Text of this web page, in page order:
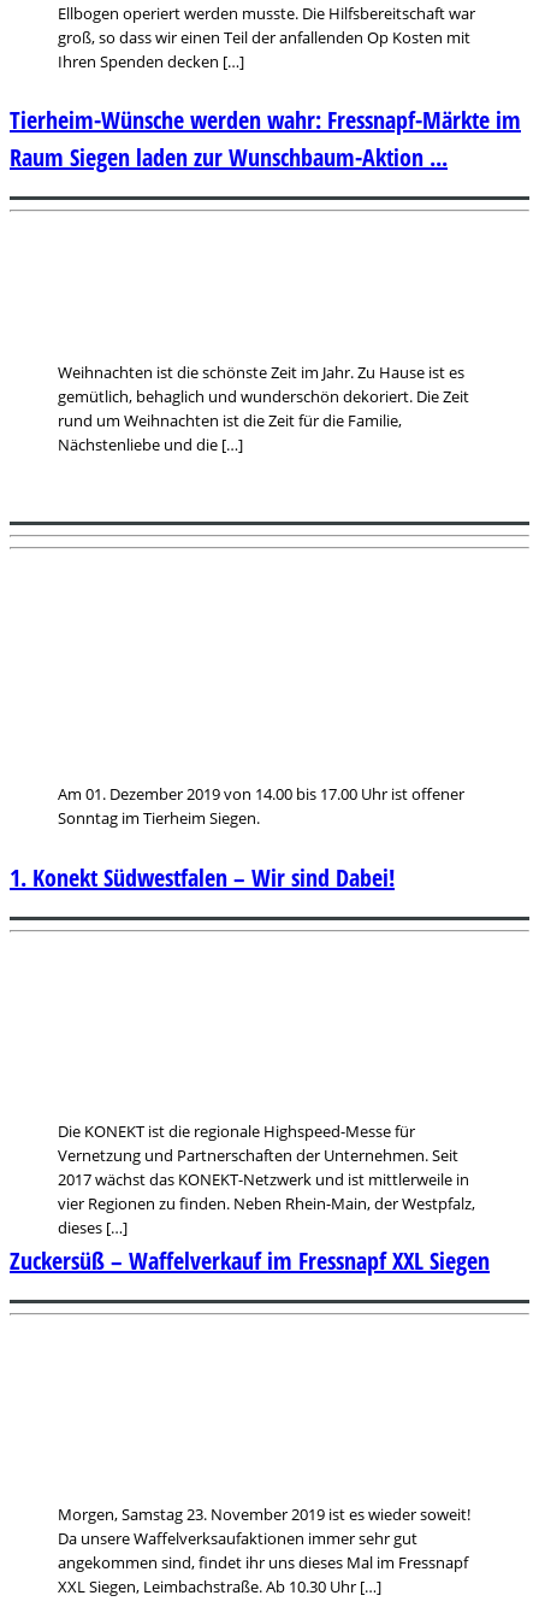
Ellbogen operiert werden musste. Die Hilfsbereitschaft war
groß, so dass wir einen Teil der anfallenden Op Kosten mit
Ihren Spenden decken […]
Weihnachten ist die schönste Zeit im Jahr. Zu Hause ist es
gemütlich, behaglich und wunderschön dekoriert. Die Zeit
rund um Weihnachten ist die Zeit für die Familie,
Nächstenliebe und die […]
Tierheim-Wünsche werden wahr: Fressnapf-Märkte im
Raum Siegen laden zur Wunschbaum-Aktion ...
Am 01. Dezember 2019 von 14.00 bis 17.00 Uhr ist offener
Sonntag im Tierheim Siegen.
Die KONEKT ist die regionale Highspeed-Messe für
Vernetzung und Partnerschaften der Unternehmen. Seit
2017 wächst das KONEKT-Netzwerk und ist mittlerweile in
vier Regionen zu finden. Neben Rhein-Main, der Westpfalz,
dieses […]
1. Konekt Südwestfalen – Wir sind Dabei!
Morgen, Samstag 23. November 2019 ist es wieder soweit!
Da unsere Waffelverksaufaktionen immer sehr gut
angekommen sind, findet ihr uns dieses Mal im Fressnapf
XXL Siegen, Leimbachstraße. Ab 10.30 Uhr […]
Zuckersüß – Waffelverkauf im Fressnapf XXL Siegen